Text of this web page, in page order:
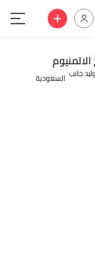
جانب السعودية